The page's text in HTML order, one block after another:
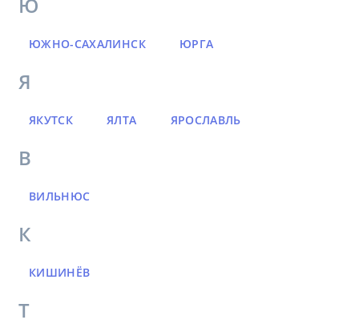
ЮЖНО-САХАЛИНСК ЮРГА
Я
ЯКУТСК ЯЛТА ЯРОСЛАВЛЬ
В
ВИЛЬНЮС
К
КИШИНЁВ
Т